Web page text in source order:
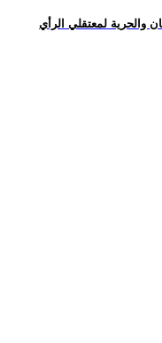
والحرية لمعتقلي الرأي